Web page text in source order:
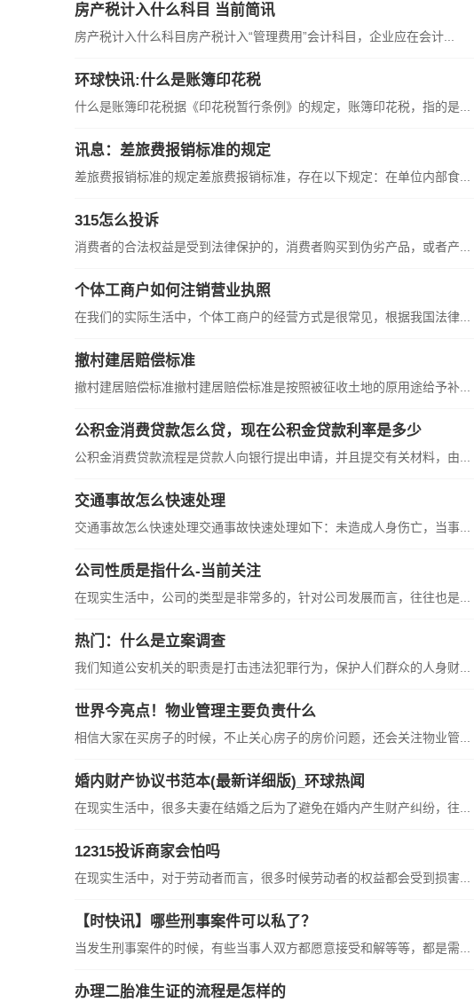
房产税计入什么科目 当前简讯
房产税计入什么科目房产税计入“管理费用”会计科目，企业应在会计...
环球快讯:什么是账簿印花税
什么是账簿印花税据《印花税暂行条例》的规定，账簿印花税，指的是...
讯息：差旅费报销标准的规定
差旅费报销标准的规定差旅费报销标准，存在以下规定：在单位内部食...
315怎么投诉
消费者的合法权益是受到法律保护的，消费者购买到伪劣产品，或者产...
个体工商户如何注销营业执照
在我们的实际生活中，个体工商户的经营方式是很常见，根据我国法律...
撤村建居赔偿标准
撤村建居赔偿标准撤村建居赔偿标准是按照被征收土地的原用途给予补...
公积金消费贷款怎么贷，现在公积金贷款利率是多少
公积金消费贷款流程是贷款人向银行提出申请，并且提交有关材料，由...
交通事故怎么快速处理
交通事故怎么快速处理交通事故快速处理如下：未造成人身伤亡，当事...
公司性质是指什么-当前关注
在现实生活中，公司的类型是非常多的，针对公司发展而言，往往也是...
热门：什么是立案调查
我们知道公安机关的职责是打击违法犯罪行为，保护人们群众的人身财...
世界今亮点！物业管理主要负责什么
相信大家在买房子的时候，不止关心房子的房价问题，还会关注物业管...
婚内财产协议书范本(最新详细版)_环球热闻
在现实生活中，很多夫妻在结婚之后为了避免在婚内产生财产纠纷，往...
12315投诉商家会怕吗
在现实生活中，对于劳动者而言，很多时候劳动者的权益都会受到损害...
【时快讯】哪些刑事案件可以私了？
当发生刑事案件的时候，有些当事人双方都愿意接受和解等等，都是需...
办理二胎准生证的流程是怎样的